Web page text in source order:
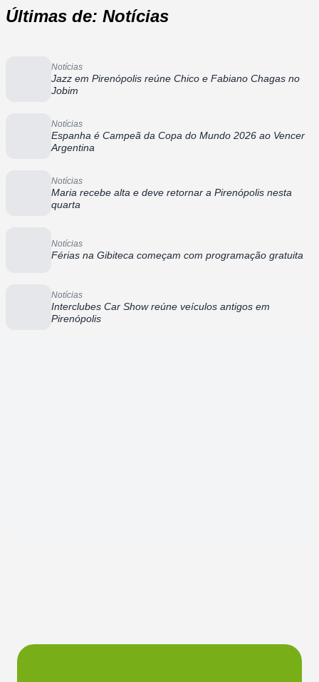
Últimas de: Notícias
Notícias
Jazz em Pirenópolis reúne Chico e Fabiano Chagas no
Jobim
Notícias
Espanha é Campeã da Copa do Mundo 2026 ao Vencer
Argentina
Notícias
Maria recebe alta e deve retornar a Pirenópolis nesta
quarta
Notícias
Férias na Gibiteca começam com programação gratuita
Notícias
Interclubes Car Show reúne veículos antigos em
Pirenópolis